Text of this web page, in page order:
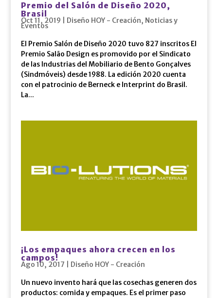
Premio del Salón de Diseño 2020,
Brasil
Oct 11, 2019 Diseño HOY - Creación, Noticias y
Eventos
El Premio Salón de Diseño 2020 tuvo 827 inscritos El
Premio Salão Design es promovido por el Sindicato
de las Industrias del Mobiliario de Bento Gonçalves
(Sindmóveis) desde 1988. La edición 2020 cuenta
con el patrocinio de Berneck e Interprint do Brasil.
La...
¡Los empaques ahora crecen en los
campos!
Ago 10, 2017 Diseño HOY - Creación
Un nuevo invento hará que las cosechas generen dos
productos: comida y empaques. Es el primer paso